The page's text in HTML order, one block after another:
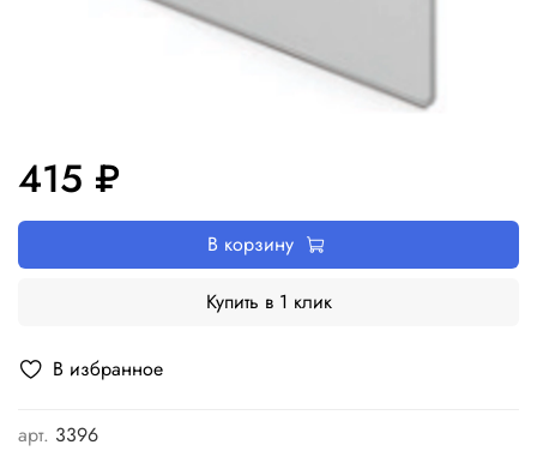
В избранное
арт. 3396
415 ₽
В корзину
Купить в 1 клик